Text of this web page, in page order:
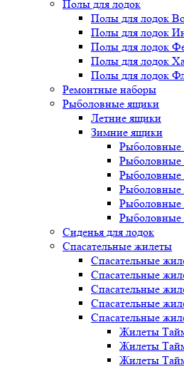
Полы для лодок
Полы для лодок
Полы для лодок
Полы для лодок
Полы для лодок
Полы для лодок
Ремонтные наборы
Рыболовные ящики
Летние ящики
Зимние ящики
Рыболовные
Рыболовные
Рыболовные
Рыболовные
Сиденья для лодок
Спасательные жилеты
Спасательные
Спасательные
Спасательные
Спасательные
Спасательные
Жилеты
Жилеты
Жилеты